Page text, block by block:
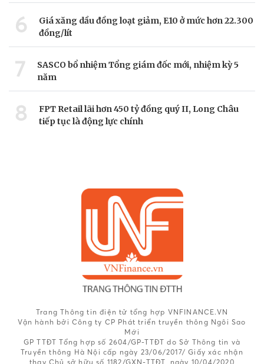
6
Giá xăng dầu đồng loạt giảm, E10 ở mức hơn 22.300
đồng/lít
7
SASCO bổ nhiệm Tổng giám đốc mới, nhiệm kỳ 5
năm
8
FPT Retail lãi hơn 450 tỷ đồng quý II, Long Châu
tiếp tục là động lực chính
Trang Thông tin điện tử tổng hợp VNFINANCE.VN
Vận hành bởi Công ty CP Phát triển truyền thông Ngôi Sao
Mới
GP TTĐT Tổng hợp số 2604/GP-TTĐT do Sở Thông tin và
Truyền thông Hà Nội cấp ngày 23/06/2017/ Giấy xác nhận
thay Chủ sở hữu số 1182/GXN-TTĐT, ngày 10/04/2020